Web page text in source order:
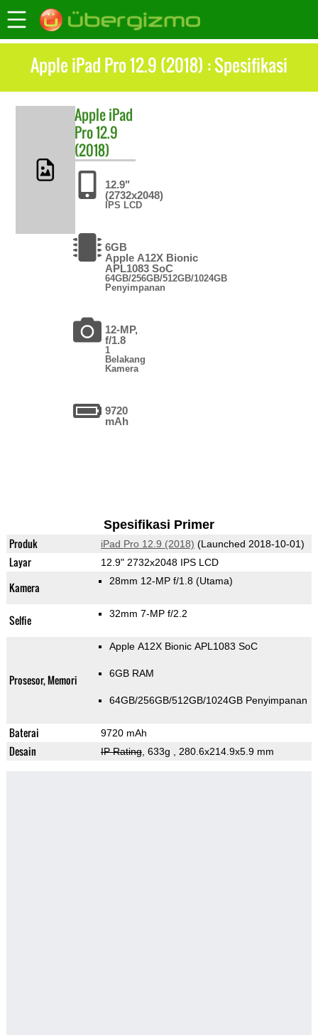
Apple iPad Pro 12.9 (2018) : Spesifikasi
AppleiPad
Pro 12.9
(2018)
12.9"
(2732x2048)
IPS LCD
6GB
Apple A12X Bionic
APL1083 SoC
64GB/256GB/512GB/1024GB
Penyimpanan
12-MP,
f/1.8
1
Belakang
Kamera
9720
mAh
Spesifikasi Primer
Produk iPad Pro 12.9 (2018) (Launched 2018-10-01)
Layar 12.9" 2732x2048 IPS LCD
Kamera 28mm 12-MP f/1.8 (Utama)
Selfie 32mm 7-MP f/2.2
Prosesor, Memori
Apple A12X Bionic APL1083 SoC
6GB RAM
64GB/256GB/512GB/1024GB Penyimpanan
Baterai 9720 mAh
Desain IP Rating, 633g , 280.6x214.9x5.9 mm